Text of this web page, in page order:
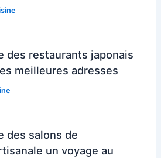
des restaurants japonais
meilleures adresses
des salons de
un voyage au